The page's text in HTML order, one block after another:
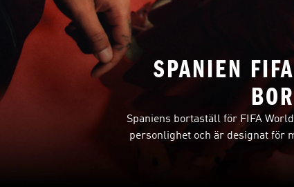
SPANIEN
Spaniens bortaställ för FIFA
personlighet och är designat för